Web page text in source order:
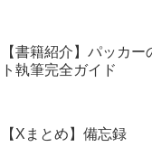
【書籍紹介】パッカ
ト執筆完全ガイド
【Xまとめ】備忘録